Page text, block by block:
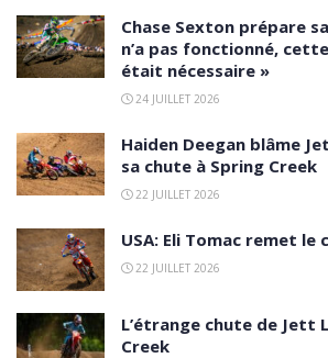
Chase Sexton prépare
n’a pas fonctionné,
était nécessaire »
24 JUILLET 2026
Haiden Deegan blâme
sa chute à Spring Creek
22 JUILLET 2026
USA: Eli Tomac remet le
22 JUILLET 2026
L’étrange chute de Jett
Creek